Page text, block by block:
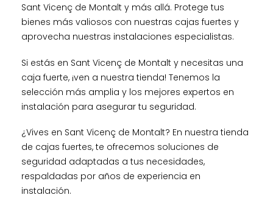
Sant Vicenç de Montalt y más allá. Protege tus
bienes más valiosos con nuestras cajas fuertes y
aprovecha nuestras instalaciones especialistas.
Si estás en Sant Vicenç de Montalt y necesitas una
caja fuerte, ¡ven a nuestra tienda! Tenemos la
selección más amplia y los mejores expertos en
instalación para asegurar tu seguridad.
¿Vives en Sant Vicenç de Montalt? En nuestra tienda
de cajas fuertes, te ofrecemos soluciones de
seguridad adaptadas a tus necesidades,
respaldadas por años de experiencia en
instalación.